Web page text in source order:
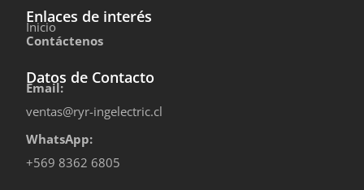
Enlaces de interés
Inicio
Contáctenos
Datos de Contacto
Email:
ventas@ryr-ingelectric.cl
WhatsApp:
+569 8362 6805